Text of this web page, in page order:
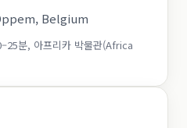
Belgium
분, 아프리카 박물관(Africa